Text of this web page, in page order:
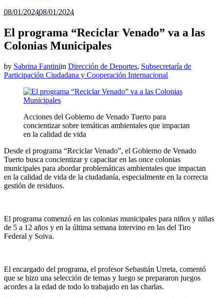
08/01/202408/01/2024
El programa “Reciclar Venado” va a las
Colonias Municipales
by Sabrina Fantiniin Dirección de Deportes, Subsecretaría de
Participación Ciudadana y Cooperación Internacional
Acciones del Gobierno de Venado Tuerto para
concientizar sobre temáticas ambientales que impactan
en la calidad de vida
Desde el programa “Reciclar Venado”, el Gobierno de Venado
Tuerto busca concientizar y capacitar en las once colonias
municipales para abordar problemáticas ambientales que impactan
en la calidad de vida de la ciudadanía, especialmente en la correcta
gestión de residuos.
El programa comenzó en las colonias municipales para niños y niñas
de 5 a 12 años y en la última semana intervino en las del Tiro
Federal y Soiva.
El encargado del programa, el profesor Sebastián Urreta, comentó
que se hizo una selección de temas y luego se prepararon juegos
acordes a la edad de todo lo trabajado en las charlas.